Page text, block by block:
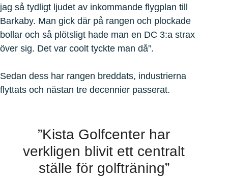
jag så tydligt ljudet av inkommande flygplan till
Barkaby. Man gick där på rangen och plockade
bollar och så plötsligt hade man en DC 3:a strax
över sig. Det var coolt tyckte man då”.
Sedan dess har rangen breddats, industrierna
flyttats och nästan tre decennier passerat.
”Kista Golfcenter har
verkligen blivit ett centralt
ställe för golfträning”